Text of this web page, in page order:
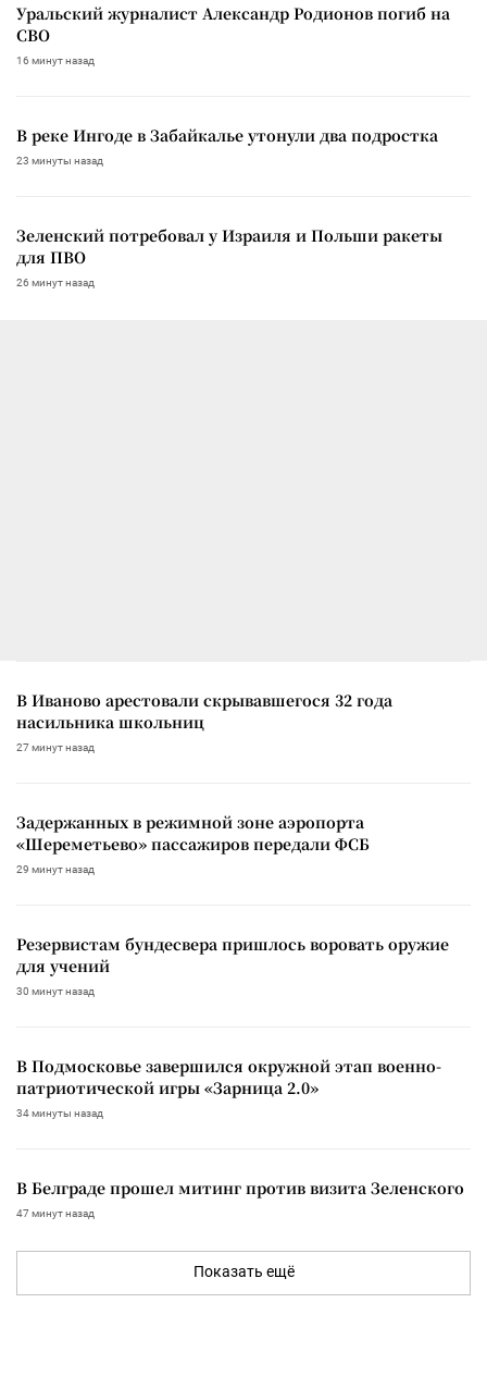
Уральский журналист Александр Родионов погиб на
СВО
16 минут назад
В реке Ингоде в Забайкалье утонули два подростка
23 минуты назад
Зеленский потребовал у Израиля и Польши ракеты
для ПВО
26 минут назад
В Иваново арестовали скрывавшегося 32 года
насильника школьниц
27 минут назад
Задержанных в режимной зоне аэропорта
«Шереметьево» пассажиров передали ФСБ
29 минут назад
Резервистам бундесвера пришлось воровать оружие
для учений
30 минут назад
В Подмосковье завершился окружной этап военно-
патриотической игры «Зарница 2.0»
34 минуты назад
В Белграде прошел митинг против визита Зеленского
47 минут назад
Показать ещё